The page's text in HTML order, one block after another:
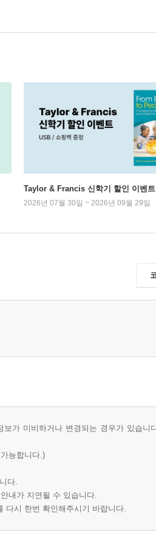
Taylor & Francis 신학기 할인 이벤트
2026년 07월 30일 ~ 2026년 09월 29일
가 미비하거나 변경되는 경우가 있습니
능합니다.)
다.
내가 지연될 수 있습니다.
다시 한번 확인해주시기 바랍니다.